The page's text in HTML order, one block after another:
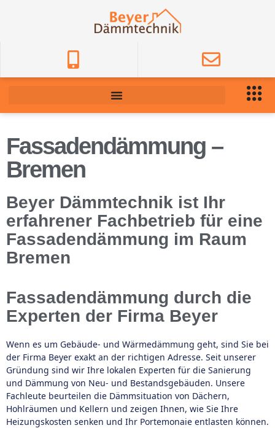
Fassadendämmung –
Bremen
Beyer Dämmtechnik ist Ihr
erfahrener Fachbetrieb für eine
Fassadendämmung im Raum
Bremen
Fassadendämmung durch die
Experten der Firma Beyer
Wenn es um Gebäude- und Wärmedämmung geht, sind Sie bei
der Firma Beyer exakt an der richtigen Adresse. Seit unserer
Gründung sind wir Ihre lokalen Experten für die Sanierung
und Dämmung von Neu- und Bestandsgebäuden. Unsere
Fachleute beurteilen die Dämmsituation von Dächern,
Hohlräumen und Kellern und zeigen Ihnen, wie Sie Ihre
Heizungskosten senken und Ihr Portemonaie entlasten können.